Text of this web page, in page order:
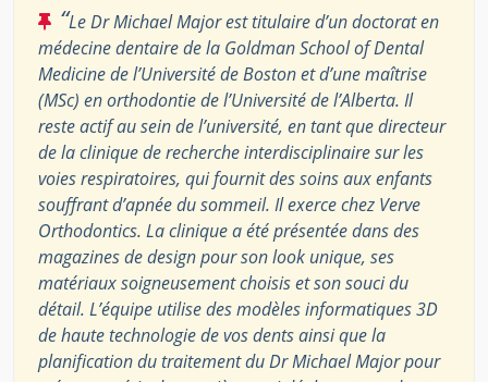
“Le Dr Michael Major est titulaire d’un doctorat en
médecine dentaire de la Goldman School of Dental
Medicine de l’Université de Boston et d’une maîtrise
(MSc) en orthodontie de l’Université de l’Alberta. Il
reste actif au sein de l’université, en tant que directeur
de la clinique de recherche interdisciplinaire sur les
voies respiratoires, qui fournit des soins aux enfants
souffrant d’apnée du sommeil. Il exerce chez Verve
Orthodontics. La clinique a été présentée dans des
magazines de design pour son look unique, ses
matériaux soigneusement choisis et son souci du
détail. L’équipe utilise des modèles informatiques 3D
de haute technologie de vos dents ainsi que la
planification du traitement du Dr Michael Major pour